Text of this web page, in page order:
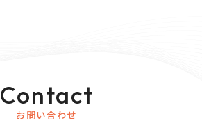
Contact
お問い合わせ